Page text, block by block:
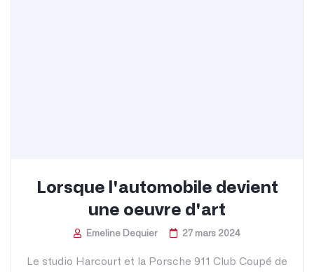
Lorsque l'automobile devient
une oeuvre d'art
Emeline Dequier 27 mars 2024
Le studio Harcourt et la Porsche 911 Club Coupé de